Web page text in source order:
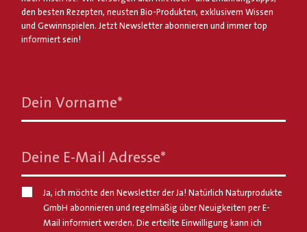
den besten Rezepten, neusten Bio-Produkten, exklusivem Wissen
und Gewinnspielen. Jetzt Newsletter abonnieren und immer top
informiert sein!
Dein Vorname*
Deine E-Mail Adresse*
Ja, ich möchte den Newsletter der Ja! Natürlich Naturprodukte
GmbH abonnieren und regelmäßig über Neuigkeiten per E-
Mail informiert werden. Die erteilte Einwilligung kann ich